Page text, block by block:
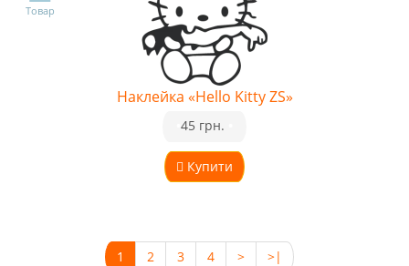
Товар
Наклейка «Hello Kitty ZS»
Купити
45 грн.
1 2 3 4 > >|